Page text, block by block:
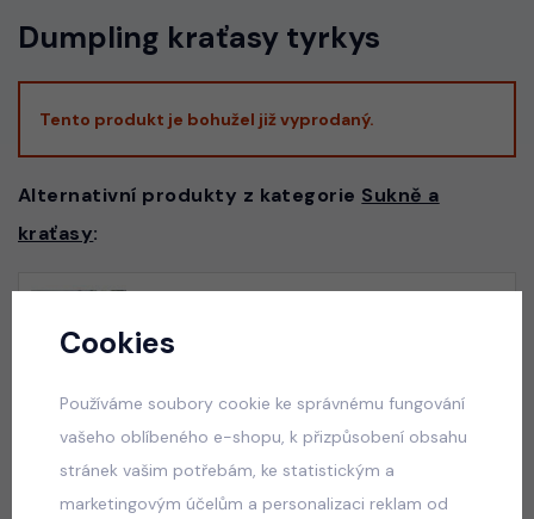
Dumpling kraťasy tyrkys
Tento produkt je bohužel již vyprodaný.
Alternativní produkty z kategorie Sukně a
kraťasy:
skladem
Squishy dumplings LIFE letní set
Cookies
Používáme soubory cookie ke správnému fungování
vašeho oblíbeného e-shopu, k přizpůsobení obsahu
stránek vašim potřebám, ke statistickým a
marketingovým účelům a personalizaci reklam od